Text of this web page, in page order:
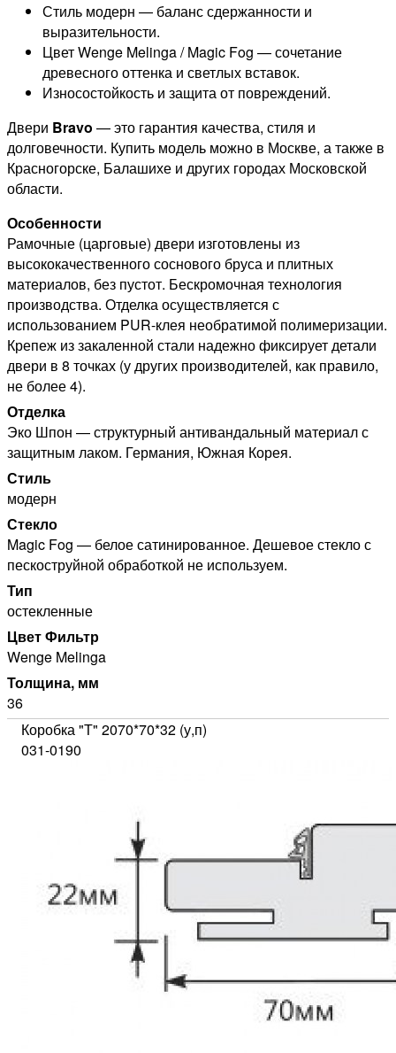
Стиль модерн — баланс сдержанности и
выразительности.
Цвет Wenge Melinga / Magic Fog — сочетание
древесного оттенка и светлых вставок.
Износостойкость и защита от повреждений.
Двери Bravo — это гарантия качества, стиля и
долговечности. Купить модель можно в Москве, а также в
Красногорске, Балашихе и других городах Московской
области.
Особенности
Рамочные (царговые) двери изготовлены из
высококачественного соснового бруса и плитных
материалов, без пустот. Бескромочная технология
производства. Отделка осуществляется с
использованием PUR-клея необратимой полимеризации.
Крепеж из закаленной стали надежно фиксирует детали
двери в 8 точках (у других производителей, как правило,
не более 4).
Отделка
Эко Шпон — структурный антивандальный материал с
защитным лаком. Германия, Южная Корея.
Стиль
модерн
Стекло
Magic Fog — белое сатинированное. Дешевое стекло с
пескоструйной обработкой не используем.
Тип
остекленные
Цвет Фильтр
Wenge Melinga
Толщина, мм
36
Коробка "Т" 2070*70*32 (у,п)
031-0190